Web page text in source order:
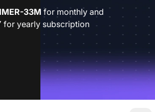
33M for monthly and
for yearly subscription